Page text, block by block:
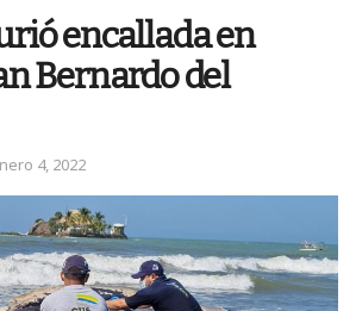
encallada en
Bernardo del
4, 2022